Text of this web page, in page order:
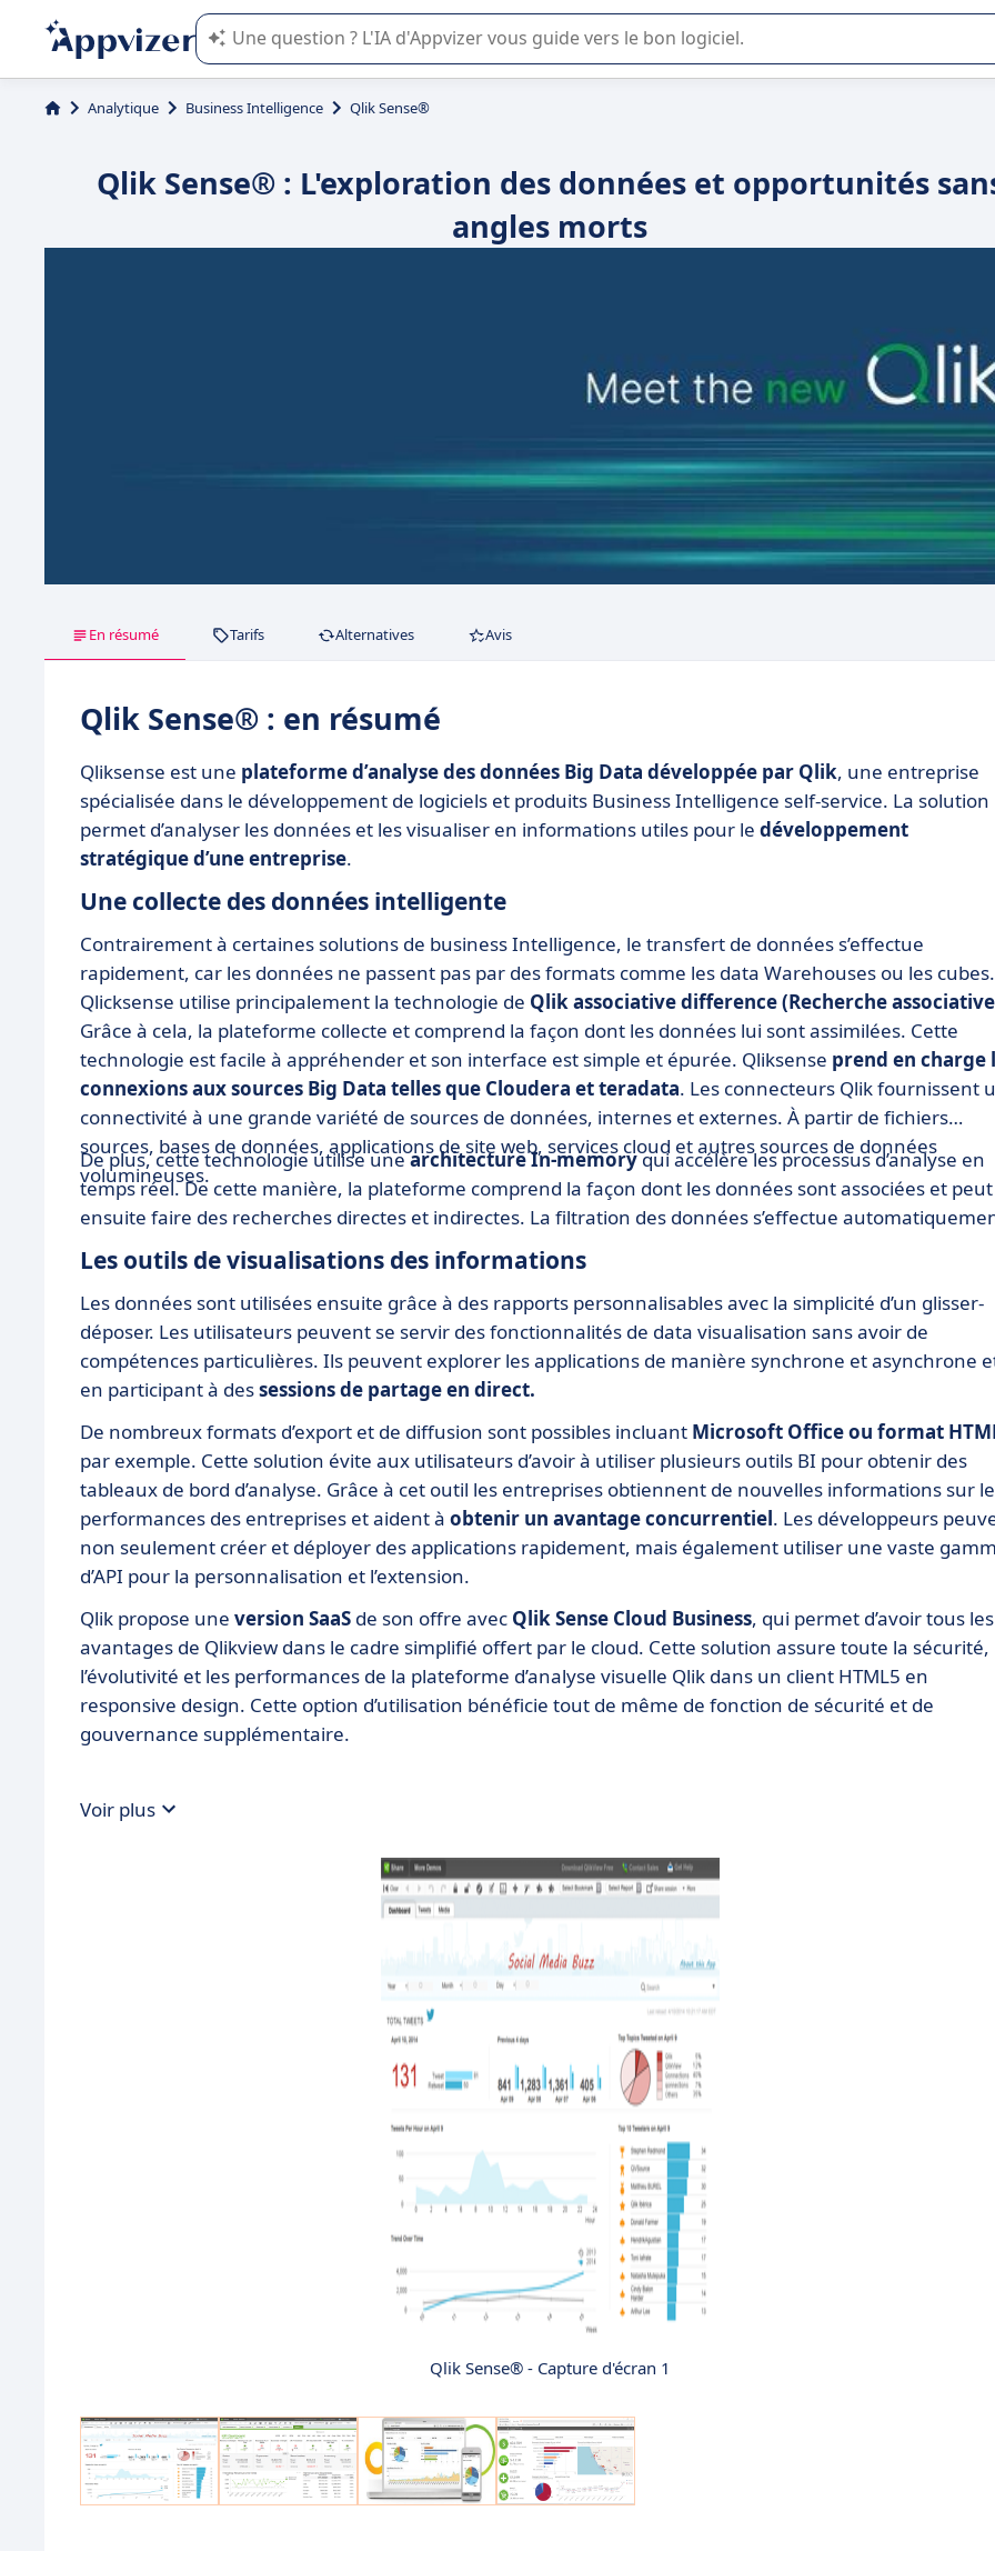
L'IA de Appvizer vous guide dans l'utilisation ou la sélection de logiciel SaaS en entreprise.
Analytique Business Intelligence Qlik Sense®
Qlik Sense® : L'exploration des données et opportunités
angles morts
En résumé Tarifs Alternatives Avis
Qlik Sense® : en résumé
Qliksense est une plateforme d’analyse des données Big Data développée par Qlik, une entreprise
spécialisée dans le développement de logiciels et produits Business Intelligence self-service. La solution
permet d’analyser les données et les visualiser en informations utiles pour le développement
stratégique d’une entreprise.
Une collecte des données intelligente
Contrairement à certaines solutions de business Intelligence, le transfert de données s’effectue
rapidement, car les données ne passent pas par des formats comme les data Warehouses ou les cubes.
Qlicksense utilise principalement la technologie de Qlik associative difference (Recherche
Grâce à cela, la plateforme collecte et comprend la façon dont les données lui sont assimilées. Cette
technologie est facile à appréhender et son interface est simple et épurée. Qliksense prend en charge
connexions aux sources Big Data telles que Cloudera et teradata. Les connecteurs Qlik fournissent
connectivité à une grande variété de sources de données, internes et externes. À partir de fichiers
sources, bases de données, applications de site web, services cloud et autres sources de données
volumineuses.
De plus, cette technologie utilise unearchitecture In-memoryqui accélère les processus d’analyse en
temps réel. De cette manière, la plateforme comprend la façon dont les données sont associées et peut
ensuite faire des recherches directes et indirectes. La filtration des données s’effectue
Les outils de visualisations des informations
Les données sont utilisées ensuite grâce à des rapports personnalisables avec la simplicité d’un glisser-
déposer. Les utilisateurs peuvent se servir des fonctionnalités de data visualisation sans avoir de
compétences particulières. Ils peuvent explorer les applications de manière synchrone et asynchrone
en participant à dessessions de partage en direct.
De nombreux formats d’export et de diffusion sont possibles incluant Microsoft Office ou format
par exemple. Cette solution évite aux utilisateurs d’avoir à utiliser plusieurs outils BI pour obtenir des
tableaux de bord d’analyse. Grâce à cet outil les entreprises obtiennent de nouvelles informations sur
performances des entreprises et aident à obtenir un avantage concurrentiel. Les développeurs
non seulement créer et déployer des applications rapidement, mais également utiliser une vaste
d’API pour la personnalisation et l’extension.
Qlik propose une version SaaS de son offre avec Qlik Sense Cloud Business, qui permet d’avoir tous les
avantages de Qlikview dans le cadre simplifié offert par le cloud. Cette solution assure toute la sécurité,
l’évolutivité et les performances de la plateforme d’analyse visuelle Qlik dans un client HTML5 en
responsive design. Cette option d’utilisation bénéficie tout de même de fonction de sécurité et de
gouvernance supplémentaire.
Voir plus
Qlik Sense® - Capture d'écran 1